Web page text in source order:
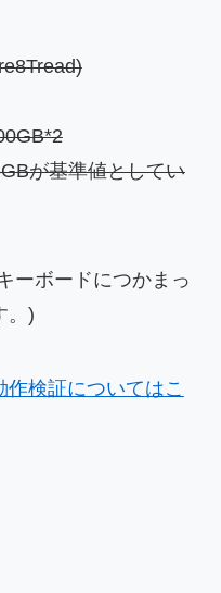
が基準値としてい
ーボードにつかまっ
。)
検証についてはこ